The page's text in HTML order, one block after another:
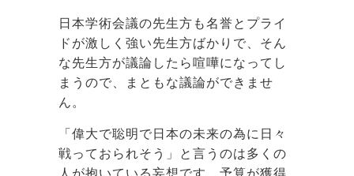
日本学術会議の先生方も名誉とプライ
ドが激しく強い先生方ばかりで、そん
な先生方が議論したら喧嘩になってし
まうので、まともな議論ができませ
ん。
「偉大で聡明で日本の未来の為に日々
戦っておられそう」と言うのは多くの
人が抱いている妄想です。予算が獲得